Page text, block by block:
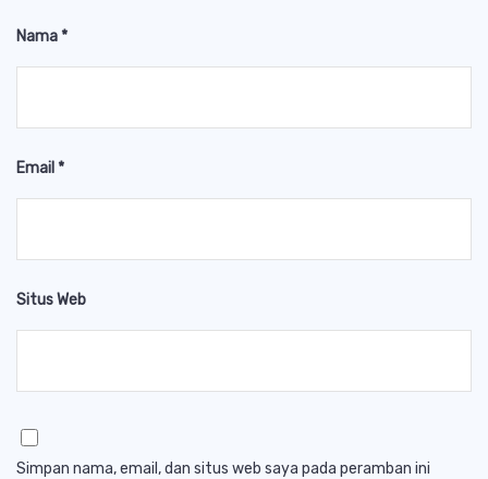
Nama*
Email *
Situs Web
Simpan nama, email, dan situs web saya pada peramban ini